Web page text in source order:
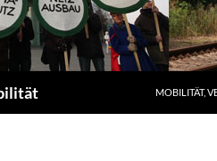
MOBILITÄT,